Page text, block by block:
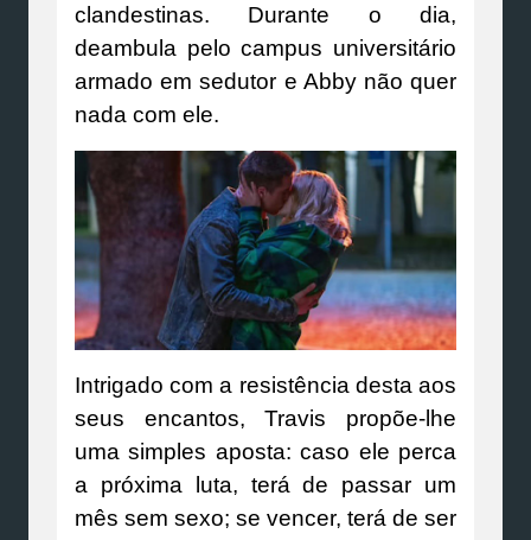
clandestinas. Durante o dia,
deambula pelo campus universitário
armado em sedutor e Abby não quer
nada com ele.
Intrigado com a resistência desta aos
seus encantos, Travis propõe-lhe
uma simples aposta: caso ele perca
a próxima luta, terá de passar um
mês sem sexo; se vencer, terá de ser